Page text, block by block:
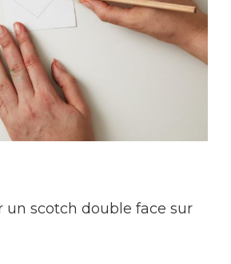
un scotch double face sur